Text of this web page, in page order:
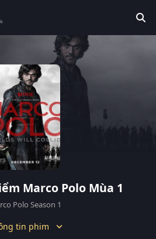
Marco Polo Mùa 1
Polo Season 1
tin phim